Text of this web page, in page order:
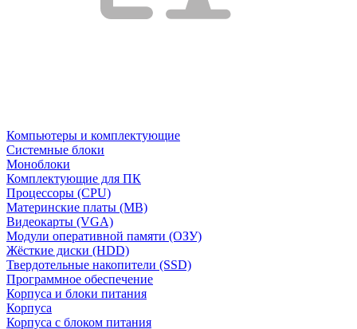
Компьютеры и комплектующие
Системные блоки
Моноблоки
Комплектующие для ПК
Процессоры (CPU)
Материнские платы (MB)
Видеокарты (VGA)
Модули оперативной памяти (ОЗУ)
Жёсткие диски (HDD)
Твердотельные накопители (SSD)
Программное обеспечение
Корпуса и блоки питания
Корпуса
Корпуса с блоком питания